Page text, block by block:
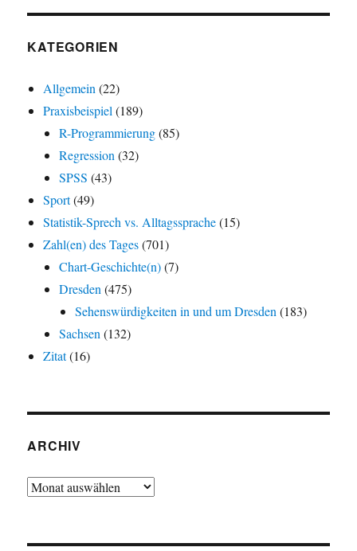
KATEGORIEN
Allgemein(22)
Praxisbeispiel(189)
R-Programmierung(85)
Regression(32)
SPSS (43)
Sport(49)
Statistik-Sprech vs. Alltagssprache(15)
Zahl(en) des Tages(701)
Chart-Geschichte(n)(7)
Dresden(475)
Sehenswürdigkeiten in und um Dresden(183)
Sachsen(132)
Zitat(16)
ARCHIV
Archiv